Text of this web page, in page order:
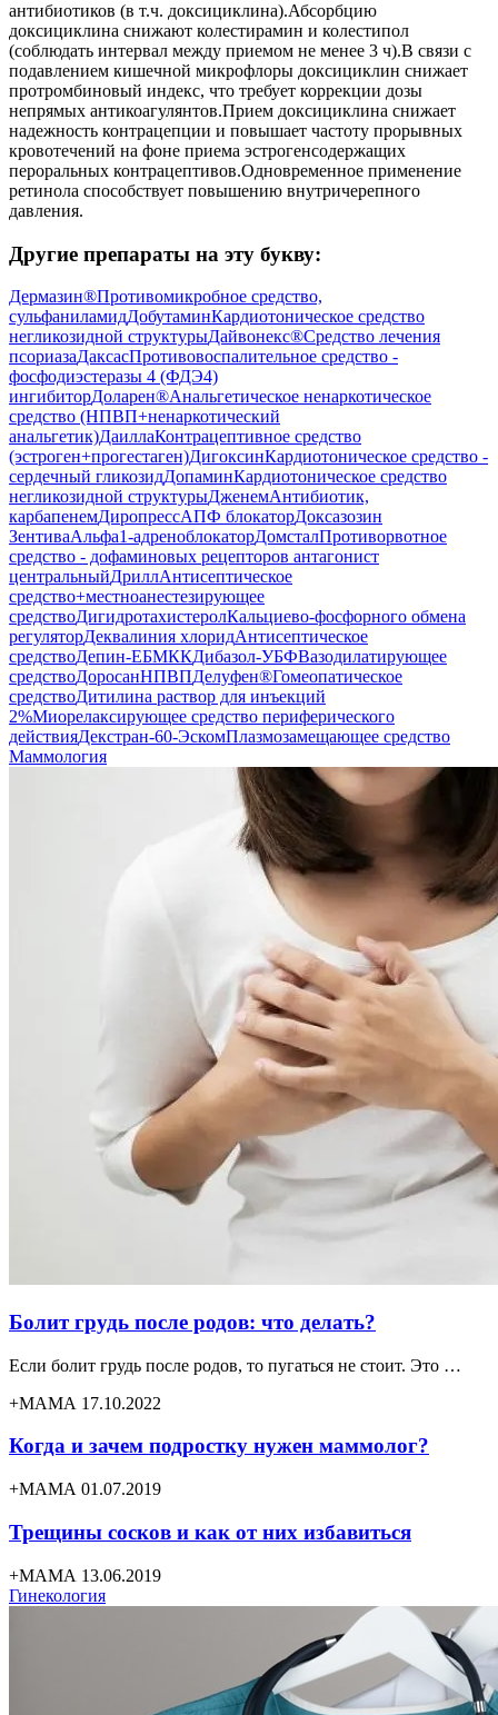
антибиотиков (в т.ч. доксициклина).Абсорбцию
доксициклина снижают колестирамин и колестипол
(соблюдать интервал между приемом не менее 3 ч).В связи с
подавлением кишечной микрофлоры доксициклин снижает
протромбиновый индекс, что требует коррекции дозы
непрямых антикоагулянтов.Прием доксициклина снижает
надежность контрацепции и повышает частоту прорывных
кровотечений на фоне приема эстрогенсодержащих
пероральных контрацептивов.Одновременное применение
ретинола способствует повышению внутричерепного
давления.
Другие препараты на эту букву:
Дермазин®Противомикробное средство,
сульфаниламидДобутаминКардиотоническое средство
негликозидной структурыДайвонекс®Средство лечения
псориазаДаксасПротивовоспалительное средство -
фосфодиэстеразы 4 (ФДЭ4)
ингибиторДоларен®Анальгетическое ненаркотическое
средство (НПВП+ненаркотический
анальгетик)ДаиллаКонтрацептивное средство
(эстроген+прогестаген)ДигоксинКардиотоническое средство -
сердечный гликозидДопаминКардиотоническое средство
негликозидной структурыДженемАнтибиотик,
карбапенемДиропрессАПФ блокаторДоксазозин
ЗентиваАльфа1-адреноблокаторДомсталПротиворвотное
средство - дофаминовых рецепторов антагонист
центральныйДриллАнтисептическое
средство+местноанестезирующее
средствоДигидротахистеролКальциево-фосфорного обмена
регуляторДеквалиния хлоридАнтисептическое
средствоДепин-ЕБМККДибазол-УБФВазодилатирующее
средствоДоросанНПВПДелуфен®Гомеопатическое
средствоДитилина раствор для инъекций
2%Миорелаксирующее средство периферического
действияДекстран-60-ЭскомПлазмозамещающее средство
Маммология
Болит грудь после родов: что делать?
Если болит грудь после родов, то пугаться не стоит. Это …
+МАМА 17.10.2022
Когда и зачем подростку нужен маммолог?
+МАМА 01.07.2019
Трещины сосков и как от них избавиться
+МАМА 13.06.2019
Гинекология